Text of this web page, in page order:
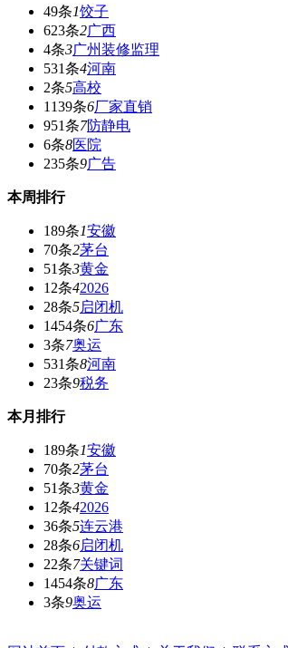
49条1饺子
623条2广西
4条3广州装修监理
531条4河南
2条5高校
1139条6厂家直销
951条7防静电
6条8医院
235条9广告
本周排行
189条1安徽
70条2茅台
51条3黄金
12条42026
28条5启闭机
1454条6广东
3条7奥运
531条8河南
23条9税务
本月排行
189条1安徽
70条2茅台
51条3黄金
12条42026
36条5连云港
28条6启闭机
22条7关键词
1454条8广东
3条9奥运